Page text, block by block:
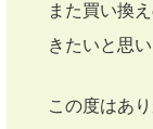
また買い換
きたいと思い
この度はあ